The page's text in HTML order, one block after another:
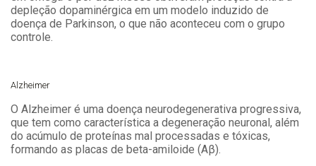
depleção dopaminérgica em um modelo induzido de
doença de Parkinson, o que não aconteceu com o grupo
controle.
Alzheimer
O Alzheimer é uma doença neurodegenerativa progressiva,
que tem como característica a degeneração neuronal, além
do acúmulo de proteínas mal processadas e tóxicas,
formando as placas de beta-amiloide (Aβ).